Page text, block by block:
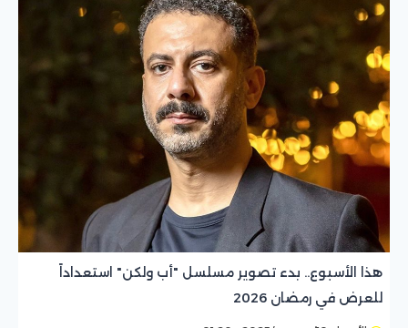
هذا الأسبوع.. بدء تصوير مسلسل "أب ولكن" استعداداً
للعرض في رمضان 2026